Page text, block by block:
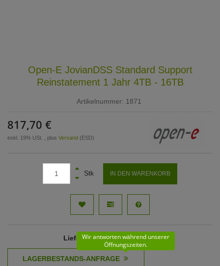
Open-E JovianDSS Standard Support
Reinstatement 1 Jahr 4TB - 16TB
Artikelnummer: 1871
817,70 €
exkl. 19% USt. , plus Versand (ESD)
Stk IN DEN WARENKORB
Lieferzeit: 10 - 11 Werktage
Wir antworten während unserer
Öffnungszeiten.